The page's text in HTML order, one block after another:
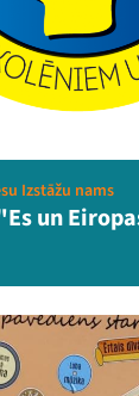
Izstāžu nams
un